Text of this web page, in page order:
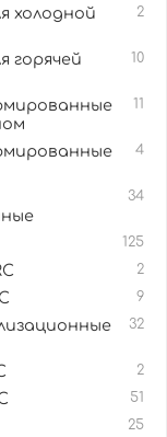
холодной
2
горячей
10
11
4
34
125
2
9
32
2
51
25